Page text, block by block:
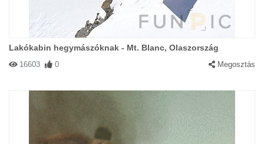
Lakókabin hegymászóknak - Mt. Blanc, Olaszország
16603 0 Megosztás